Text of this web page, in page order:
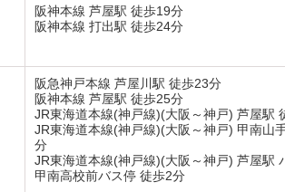
阪神本線 芦屋駅 徒歩19分
阪神本線 打出駅 徒歩24分
阪急神戸本線 芦屋川駅 徒歩23分
阪神本線 芦屋駅 徒歩25分
JR東海道本線(神戸線)(大阪～神戸) 芦屋駅
JR東海道本線(神戸線)(大阪～神戸) 甲南山
分
JR東海道本線(神戸線)(大阪～神戸) 芦屋駅
甲南高校前バス停 徒歩2分